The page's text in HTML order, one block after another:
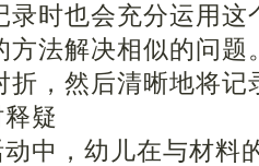
录时也会充分运用这
方法解决相似的问题
折，然后清晰地将
疑
，幼儿在与材料